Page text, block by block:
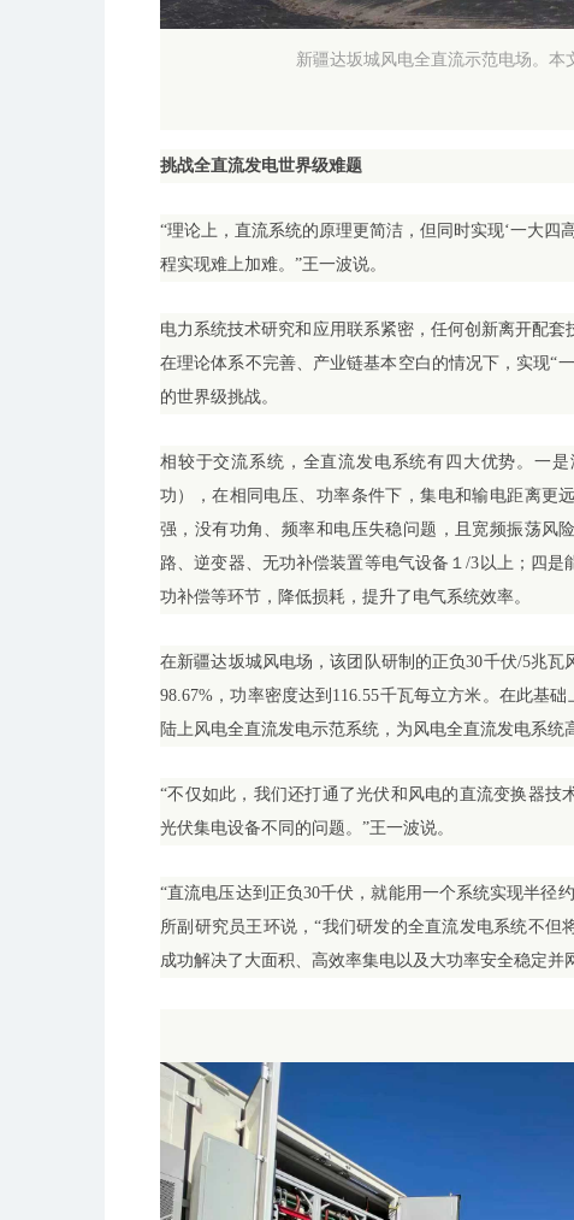
新疆达坂城风电全直流示范电场。本
挑战全直流发电世界级难题
“理论上，直流系统的原理更简洁，但同时实现‘一大四
程实现难上加难。”王一波说。
电力系统技术研究和应用联系紧密，任何创新离开配套
在理论体系不完善、产业链基本空白的情况下，实现“
的世界级挑战。
相较于交流系统，全直流发电系统有四大优势。一
功），在相同电压、功率条件下，集电和输电距离更
强，没有功角、频率和电压失稳问题，且宽频振荡风
路、逆变器、无功补偿装置等电气设备１/3以上；四
功补偿等环节，降低损耗，提升了电气系统效率。
在新疆达坂城风电场，该团队研制的正负30千伏/5兆
98.67%，功率密度达到116.55千瓦每立方米。在此基
陆上风电全直流发电示范系统，为风电全直流发电系统
“不仅如此，我们还打通了光伏和风电的直流变换器技
光伏集电设备不同的问题。”王一波说。
“直流电压达到正负30千伏，就能用一个系统实现半径
所副研究员王环说，“我们研发的全直流发电系统不但
成功解决了大面积、高效率集电以及大功率安全稳定并